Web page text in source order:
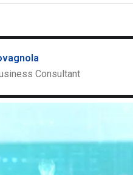
Consultant